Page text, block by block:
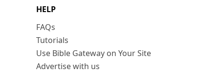
HELP
FAQs
Tutorials
Use Bible Gateway on Your Site
Advertise with us